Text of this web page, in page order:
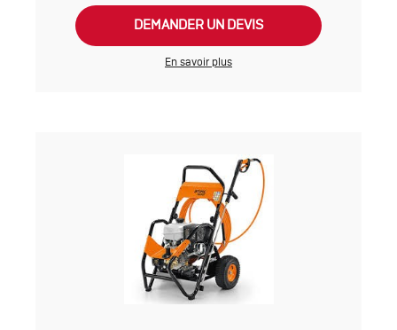
DEMANDER UN DEVIS
En savoir plus